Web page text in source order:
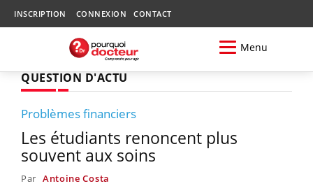
INSCRIPTION CONNEXION CONTACT
Menu
QUESTION D'ACTU
Problèmes financiers
Les étudiants renoncent plus
souvent aux soins
Par Antoine Costa